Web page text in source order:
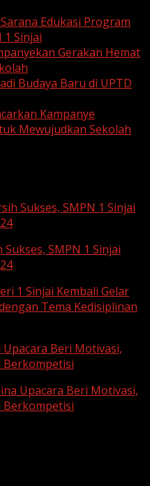
Edukasi Program
1 Sinjai
Gerakan Hemat
Budaya Baru di UPTD
Kampanye
Mewujudkan Sekolah
Sukses, SMPN 1 Sinjai
Sukses, SMPN 1 Sinjai
1 Sinjai Kembali Gelar
Tema Kedisiplinan
Upacara Beri Motivasi,
Berkompetisi
Upacara Beri Motivasi,
Berkompetisi